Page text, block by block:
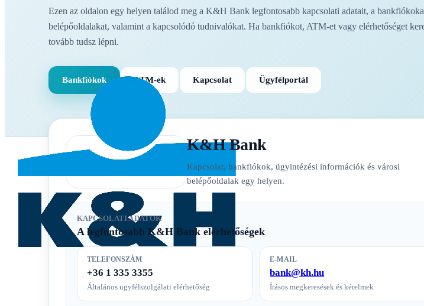
Ezen az oldalon egy helyen találod meg a K&H Bank legfontosabb kapcsolati adatait, a
belépőoldalakat, valamint a kapcsolódó tudnivalókat. Ha bankfiókot, ATM-et vagy elérhetőséget
tovább tudsz lépni.
Bankfiókok ATM-ek Kapcsolat Ügyfélportál
K&H Bank
Kapcsolat, bankfiókok, ügyintézési információk és városi
belépőoldalak egy helyen.
KAPCSOLATI ADATOK
A legfontosabb K&H Bank elérhetőségek
TELEFONSZÁM
+36 1 335 3355
Általános ügyfélszolgálati elérhetőség
E-MAIL
bank@kh.hu
Írásos megkeresések és kérelmek